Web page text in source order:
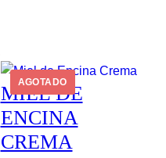
AGOTADO
MIEL DE
ENCINA
CREMA